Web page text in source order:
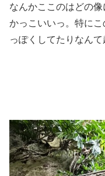
なんかここのはどの像
かっこいいっ。特に
っぽくしてたりなんて